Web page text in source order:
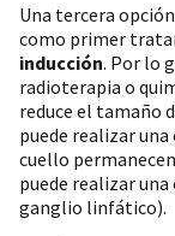
Una tercera
como primer
inducción. Por lo
radioterapia o
reduce el tamaño
puede realizar
cuello
puede realizar
ganglio linfático).